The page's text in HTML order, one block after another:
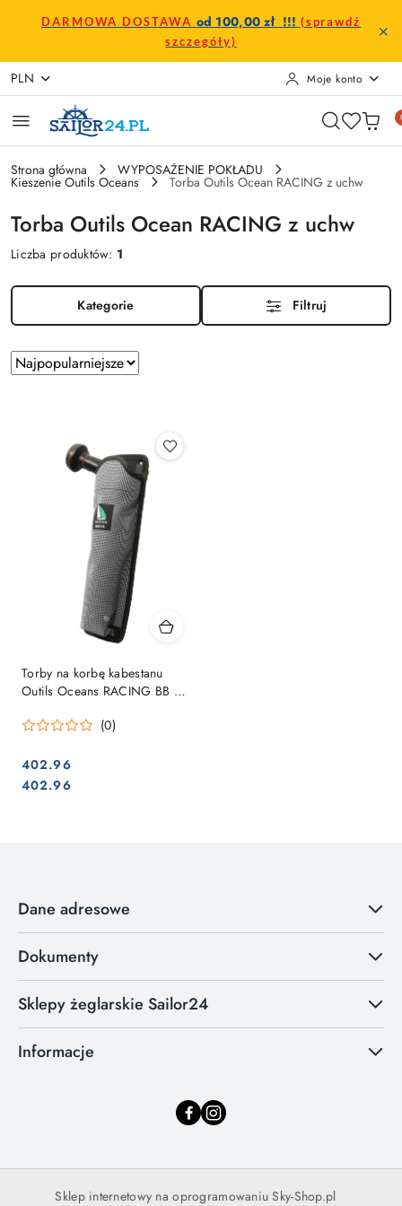
Przejdź do treści głównej
Przejdź do wyszukiwarki
Przejdź do moje konto
Przejdź do menu głównego
Przejdź do stopki
DARMOWA DOSTAWA od 100,00 zł !!! (sprawdź
szczegóły)
PLN Moje konto
Strona główna WYPOSAŻENIE POKŁADU
Kieszenie Outils Oceans Torba Outils Ocean RACING z uchw
Torba Outils Ocean RACING z uchw
Liczba produktów: 1
Kategorie Filtruj
Zastosowano
sortowanie:
Sortuj
według
Torby na korbę kabestanu
Outils Oceans RACING BB /
(0)
Cena:
402.96
Cena:
402.96
Dane adresowe
Dokumenty
Sklepy żeglarskie Sailor24
Informacje
Sklep internetowy na oprogramowaniu Sky-Shop.pl